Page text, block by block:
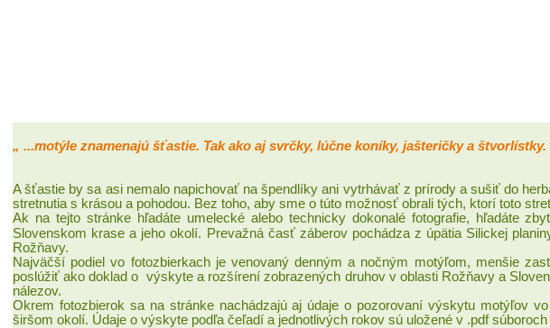
„ ...motýle znamenajú šťastie. Tak ako aj svrčky, lúčne koníky, jašteričky a štvorlístky.
A šťastie by sa asi nemalo napichovať na špendlíky ani vytrhávať z prírody a sušiť do
stretnutia s krásou a pohodou. Bez toho, aby sme o túto možnosť obrali tých, ktorí toto
Ak na tejto stránke hľadáte umelecké alebo technicky dokonalé fotografie, hľadáte
Slovenskom krase a jeho okolí. Prevažná časť záberov pochádza z úpätia Silickej
Rožňavy.
Najväčší podiel vo fotozbierkach je venovaný denným a nočným motýľom, menšie
poslúžiť ako doklad o výskyte a rozšírení zobrazených druhov v oblasti Rožňavy a
nálezov.
Okrem fotozbierok sa na stránke nachádzajú aj údaje o pozorovaní výskytu motýľov
širšom okolí. Údaje o výskyte podľa čeľadí a jednotlivých rokov sú uložené v .pdf